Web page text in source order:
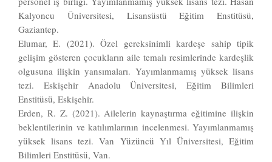
Kalyoncu Üniversitesi, Lisansüstü Eğitim Enstitüsü,
Gaziantep.
Elumar, E. (2021). Özel gereksinimli kardeşe sahip tipik
gelişim gösteren çocukların aile temalı resimlerinde kardeşlik
olgusuna ilişkin yansımaları. Yayımlanmamış yüksek lisans
tezi. Eskişehir Anadolu Üniversitesi, Eğitim Bilimleri
Enstitüsü, Eskişehir.
Erden, R. Z. (2021). Ailelerin kaynaştırma eğitimine ilişkin
beklentilerinin ve katılımlarının incelenmesi. Yayımlanmamış
yüksek lisans tezi. Van Yüzüncü Yıl Üniversitesi, Eğitim
Bilimleri Enstitüsü, Van.